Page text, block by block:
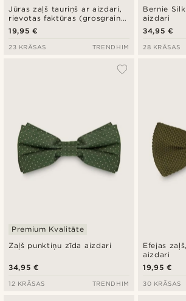
Jūras zaļš tauriņš ar aizdari,
rievotas faktūras (grosgrain)
audums
19,95 €
23 KRĀSAS TRENDHIM
Bernie
aizdari
34,95 €
28 KRĀSAS
Zaļš punktiņu zīda aizdari
Premium Kvalitāte
34,95 €
12 KRĀSAS TRENDHIM
Efejas
aizdari
19,95 €
30 KRĀSAS